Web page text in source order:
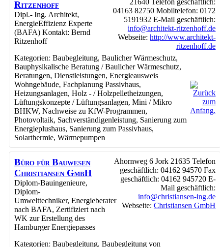
Ritzenhoff
Dipl.- Ing. Architekt,
EnergieEffizienz Experte
(BAFA) Kontakt: Bernd
Ritzenhoff
21640 Telefon geschäftlich:
04163 82750 Mobiltelefon: 0172
5191932 E-Mail geschäftlich:
info@architekt-ritzenhoff.de
Webseite: http://www.architekt-
ritzenhoff.de
Kategorien: Baubegleitung, Baulicher Wärmeschutz,
Bauphysikalische Beratung / Baulicher Wärmeschutz,
Beratungen, Dienstleistungen, Energieausweis
Wohngebäude, Fachplanung Passivhaus,
Heizungsanlagen, Holz - / Holzpelletheizungen,
Lüftungskonzepte / Lüftungsanlagen, Mini / Mikro
BHKW, Nachweise zu KfW-Programmen,
Photovoltaik, Sachverständigenleistung, Sanierung zum
Energieplushaus, Sanierung zum Passivhaus,
Solarthermie, Wärmepumpen
Büro für Bauwesen
Christiansen GmbH
Diplom-Bauingenieure,
Diplom-
Umwelttechniker, Energieberater
nach BAFA, Zertifiziert nach
WK zur Erstellung des
Hamburger Energiepasses
Ahornweg 6 Jork 21635 Telefon
geschäftlich: 04162 94570 Fax
geschäftlich: 04162 945720 E-
Mail geschäftlich:
info@christiansen-ing.de
Webseite: Christiansen GmbH
Kategorien: Baubegleitung, Baubegleitung von